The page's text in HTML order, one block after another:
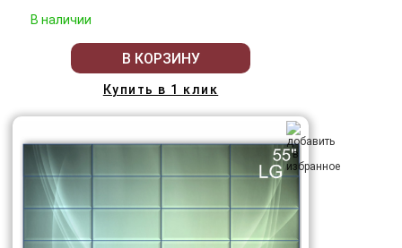
В наличии
В КОРЗИНУ
Купить в 1 клик